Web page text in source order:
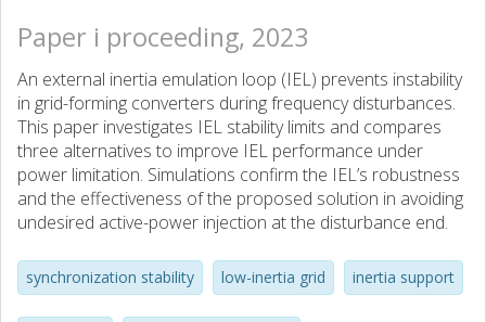
Paper i proceeding, 2023
An external inertia emulation loop (IEL) prevents instability
in grid-forming converters during frequency disturbances.
This paper investigates IEL stability limits and compares
three alternatives to improve IEL performance under
power limitation. Simulations confirm the IEL’s robustness
and the effectiveness of the proposed solution in avoiding
undesired active-power injection at the disturbance end.
synchronization stability low-inertia grid inertia support